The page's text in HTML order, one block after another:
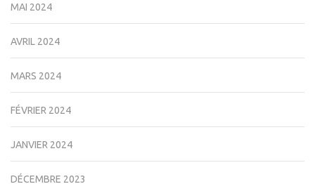
MAI 2024
AVRIL 2024
MARS 2024
FÉVRIER 2024
JANVIER 2024
DÉCEMBRE 2023